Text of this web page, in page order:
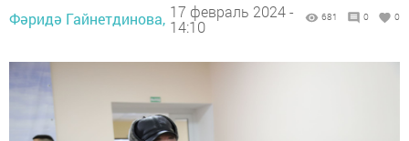
Фәридә Гайнетдинова, 17 февраль 2024 -
14:10
681 0 0